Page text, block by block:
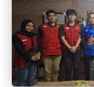
2
5